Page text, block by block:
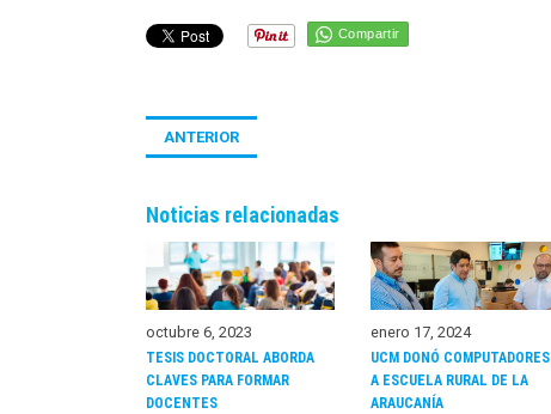
Compartir
ANTERIOR
Noticias relacionadas
octubre 6, 2023
TESIS DOCTORAL ABORDA
CLAVES PARA FORMAR
DOCENTES
enero 17, 2024
UCM DONÓ COMPUTADORES
A ESCUELA RURAL DE LA
ARAUCANÍA